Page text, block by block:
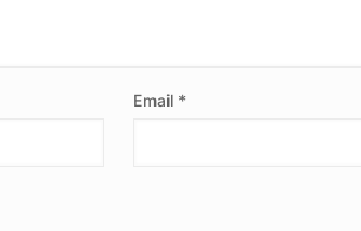
Email *